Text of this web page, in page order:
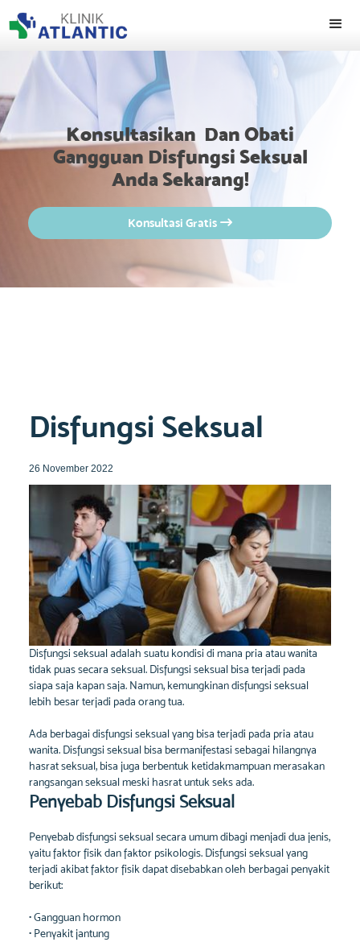
Konsultasikan Dan Obati
Gangguan Disfungsi Seksual
Anda Sekarang!
Konsultasi Gratis 
Disfungsi Seksual
26 November 2022
Disfungsi seksual adalah suatu kondisi di mana pria atau wanita
tidak puas secara seksual. Disfungsi seksual bisa terjadi pada
siapa saja kapan saja. Namun, kemungkinan disfungsi seksual
lebih besar terjadi pada orang tua.
Ada berbagai disfungsi seksual yang bisa terjadi pada pria atau
wanita. Disfungsi seksual bisa bermanifestasi sebagai hilangnya
hasrat seksual, bisa juga berbentuk ketidakmampuan merasakan
rangsangan seksual meski hasrat untuk seks ada.
Penyebab Disfungsi Seksual
Penyebab disfungsi seksual secara umum dibagi menjadi dua jenis,
yaitu faktor fisik dan faktor psikologis. Disfungsi seksual yang
terjadi akibat faktor fisik dapat disebabkan oleh berbagai penyakit
berikut:
• Gangguan hormon
• Penyakit jantung